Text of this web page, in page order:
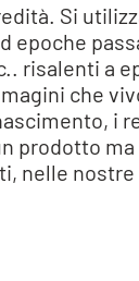
Si
epoche
risalenti a
che
i
prodotto ma
nelle